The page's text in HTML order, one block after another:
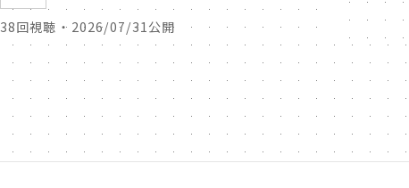
38回視聴 ・ 2026/07/31公開